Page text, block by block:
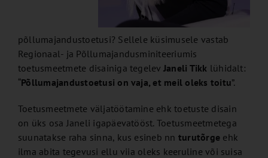
põllumajandustoetusi? Sellele küsimusele vastab
Regionaal- ja Põllumajandusminiteeriumis
toetusmeetmete disainiga tegelev Janeli Tikk lühidalt:
“Põllumajandustoetusi on vaja, et meil oleks toitu”.
Toetusmeetmete väljatöötamine ehk toetuste disain
on üks osa Janeli igapäevatööst. Toetusmeetmetega
suunatakse raha sinna, kus esineb nn turutõrge ehk
ilma abita tegevusi ellu viia oleks keeruline või suisa